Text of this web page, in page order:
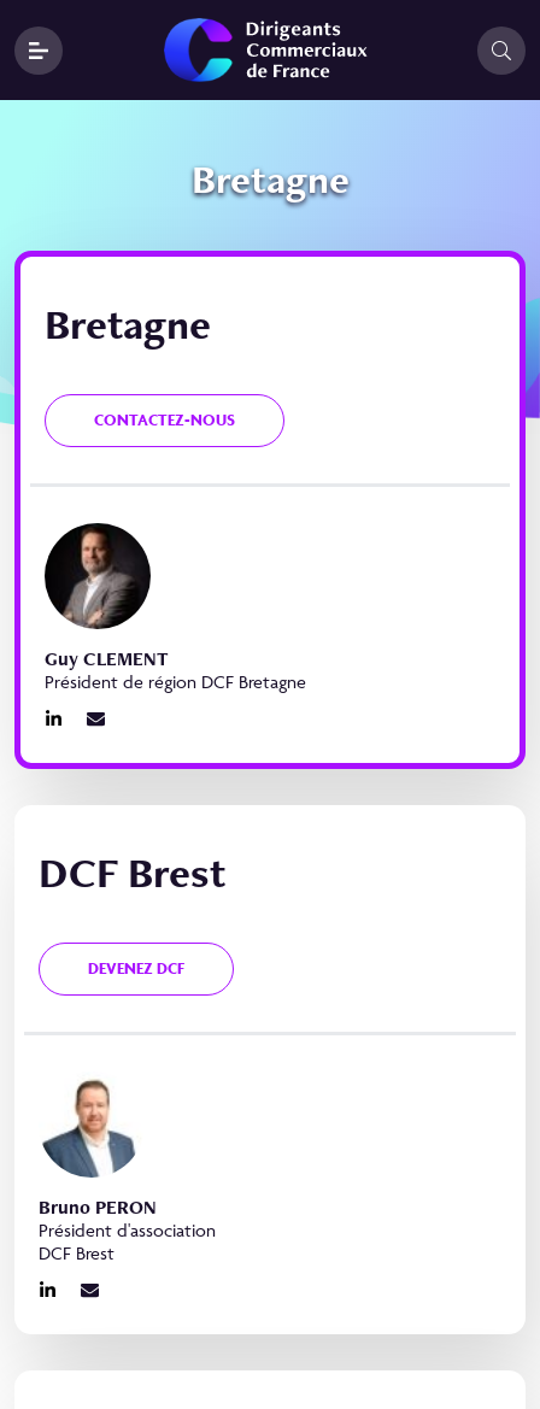
Bretagne
Bretagne
CONTACTEZ-NOUS
Guy CLEMENT
Président de région DCF Bretagne
DCF Brest
DEVENEZ DCF
Bruno PERON
Président d'association
DCF Brest